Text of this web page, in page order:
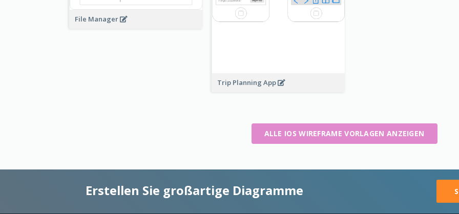
File Manager
Trip Planning App
ALLE IOS WIREFRAME VORLAGEN ANZEIGEN
Erstellen Sie großartige Diagramme